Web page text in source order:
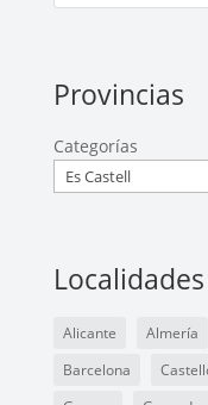
Provincias
Categorías
Alicante Almería
Barcelona